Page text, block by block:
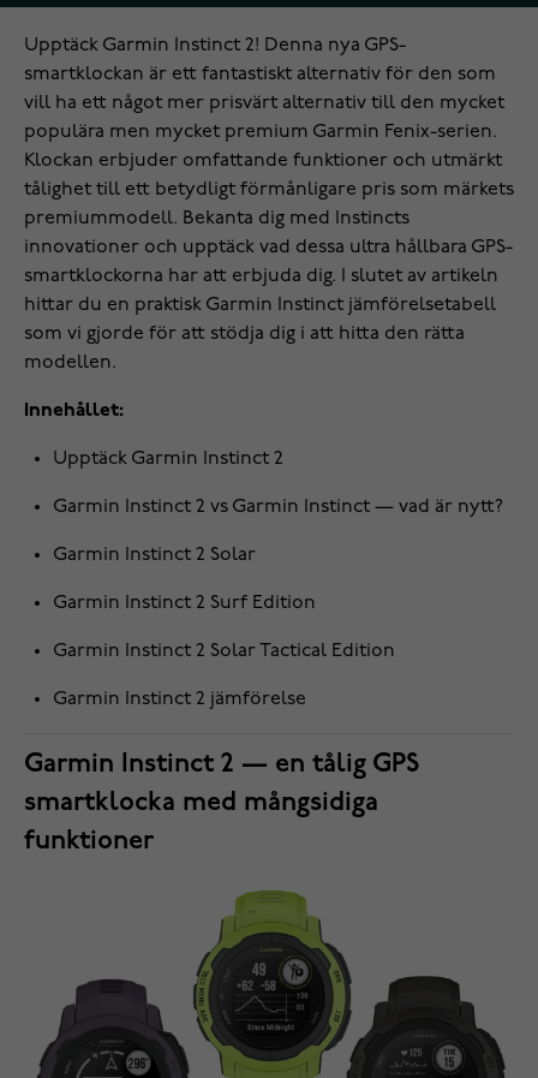
Upptäck Garmin Instinct 2! Denna nya GPS-
smartklockan är ett fantastiskt alternativ för den som
vill ha ett något mer prisvärt alternativ till den mycket
populära men mycket premium Garmin Fenix-serien.
Klockan erbjuder omfattande funktioner och utmärkt
tålighet till ett betydligt förmånligare pris som märkets
premiummodell. Bekanta dig med Instincts
innovationer och upptäck vad dessa ultra hållbara GPS-
smartklockorna har att erbjuda dig. I slutet av artikeln
hittar du en praktisk Garmin Instinct jämförelsetabell
som vi gjorde för att stödja dig i att hitta den rätta
modellen.
Innehållet:
Upptäck Garmin Instinct 2
Garmin Instinct 2 vs Garmin Instinct — vad är nytt?
Garmin Instinct 2 Solar
Garmin Instinct 2 Surf Edition
Garmin Instinct 2 Solar Tactical Edition
Garmin Instinct 2 jämförelse
Garmin Instinct 2 — en tålig GPS
smartklocka med mångsidiga
funktioner